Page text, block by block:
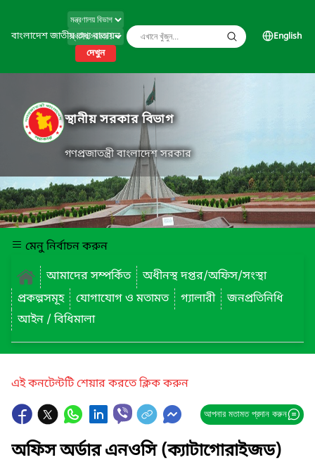
বাংলাদেশ জাতীয় তথ্য বাতায়ন
দেখুন
English
স্থানীয় সরকার বিভাগ
গণপ্রজাতন্ত্রী বাংলাদেশ সরকার
মেনু নির্বাচন করুন
আমাদের সম্পর্কিত
অধীনস্থ দপ্তর/অফিস/সংস্থা
প্রকল্পসমূহ
যোগাযোগ ও মতামত গ্যালারী
জনপ্রতিনিধি
আইন / বিধিমালা
এই কনটেন্টটি শেয়ার করতে ক্লিক করুন
আপনার মতামত প্রদান করুন
অফিস অর্ডার এনওসি (ক্যাটাগোরাইজড)